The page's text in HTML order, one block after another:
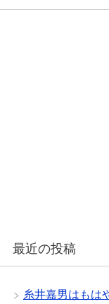
最近の投稿
糸井嘉男はもは